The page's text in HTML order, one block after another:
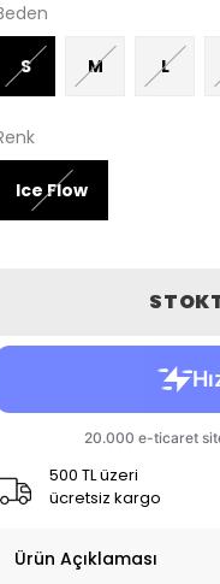
S M L
Ice Flow
500 TL üzeri
ücretsiz kargo
Ürün Açıklaması